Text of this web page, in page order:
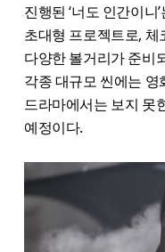
진행된 ‘너도 인간이니
초대형 프로젝트로,
다양한 볼거리가 준비
각종 대규모 씬에는
드라마에서는 보지 못
예정이다.